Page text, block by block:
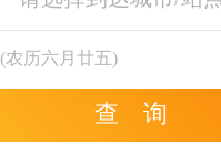
(农历六月廿五)
查 询